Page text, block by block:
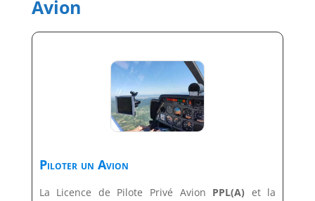
Avion
Piloter un Avion
La Licence de Pilote Privé Avion PPL(A) et la